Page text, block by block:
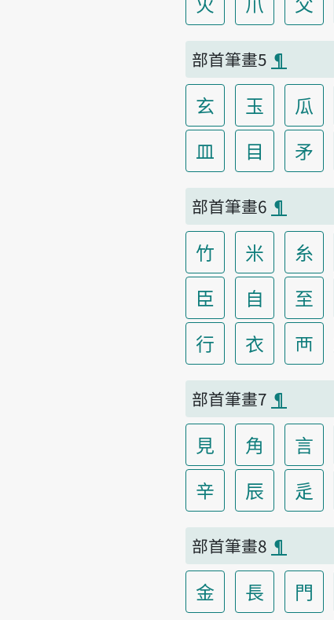
部首筆畫5 ¶
玄 玉 瓜
皿
目 矛
部首筆畫6 ¶
竹 米 糸
臣
自 至
行
衣 襾
部首筆畫7 ¶
見 角 言
辛
辰 辵
部首筆畫8 ¶
金 長 門